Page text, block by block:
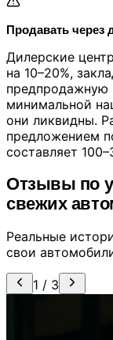
Продавать через
Дилерские
на 10–20%,
предпродажную
минимальной
они ликвидны.
предложением
составляет
Отзывы по
свежих
Реальные
свои
1 / 3